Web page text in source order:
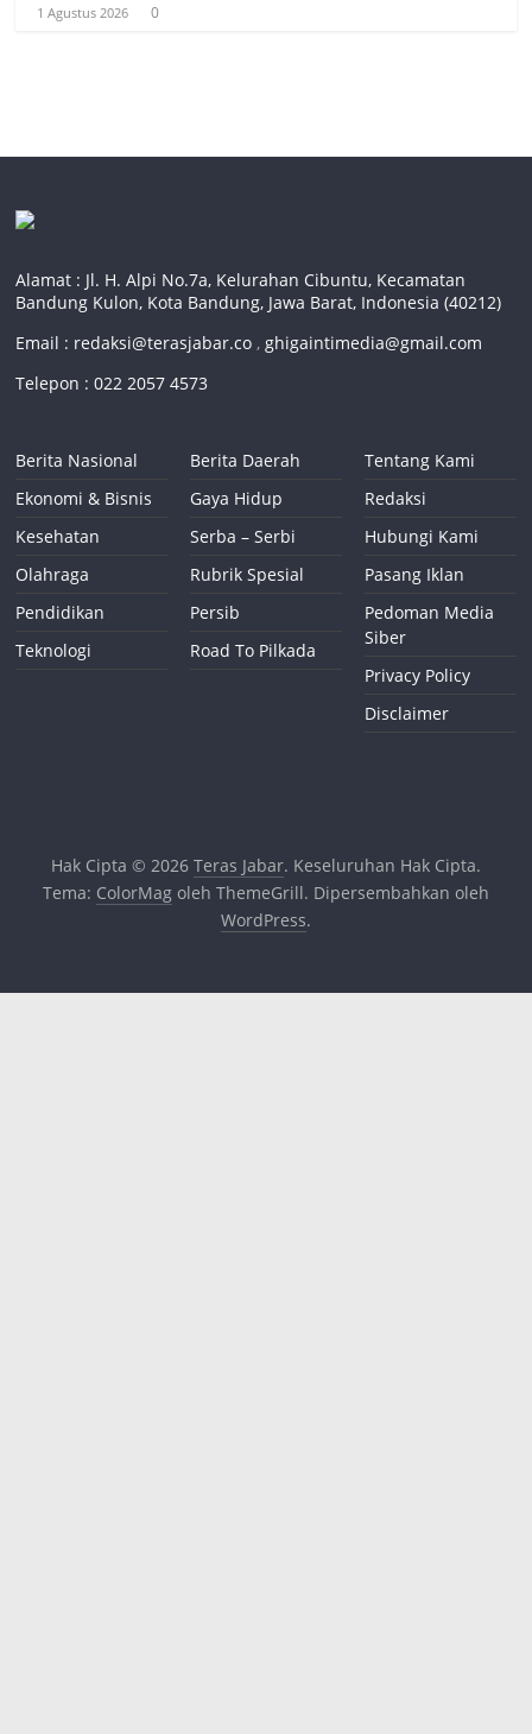
1 Agustus 2026 0
Alamat : Jl. H. Alpi No.7a, Kelurahan Cibuntu, Kecamatan
Bandung Kulon, Kota Bandung, Jawa Barat, Indonesia (40212)
Email : redaksi@terasjabar.co ,ghigaintimedia@gmail.com
Telepon : 022 2057 4573
Berita Nasional
Ekonomi & Bisnis
Kesehatan
Olahraga
Pendidikan
Teknologi
Berita Daerah
Gaya Hidup
Serba – Serbi
Rubrik Spesial
Persib
Road To Pilkada
Tentang Kami
Redaksi
Hubungi Kami
Pasang Iklan
Pedoman Media
Siber
Privacy Policy
Disclaimer
Hak Cipta © 2026 Teras Jabar. Keseluruhan Hak Cipta.
Tema: ColorMagoleh ThemeGrill. Dipersembahkan oleh
WordPress.